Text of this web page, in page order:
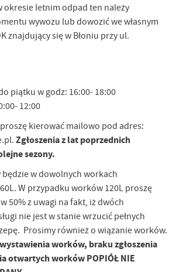
okresie letnim odpad ten należy
wywozu lub dowozić we własnym
znajdujący się w Błoniu przy ul.
piątku w godz: 16:00- 18:00
12:00
proszę kierować mailowo pod adres:
Zgłoszenia z lat poprzednich
sezony.
będzie w dowolnych workach
W przypadku worków 120L proszę
50% z uwagi na fakt, iż dwóch
nie jest w stanie wrzucić pełnych
Prosimy również o wiązanie worków.
worków, braku zgłoszenia
otwartych worków POPIÓŁ NIE